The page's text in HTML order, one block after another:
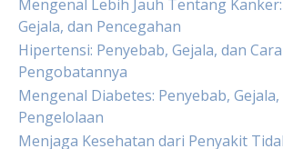
Mengenal Lebih Jauh Tentang
Gejala, dan Pencegahan
Hipertensi: Penyebab, Gejala, dan Cara
Pengobatannya
Mengenal Diabetes: Penyebab, Gejala,
Pengelolaan
Menjaga Kesehatan dari Penyakit